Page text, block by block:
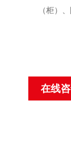
（柜）
在线